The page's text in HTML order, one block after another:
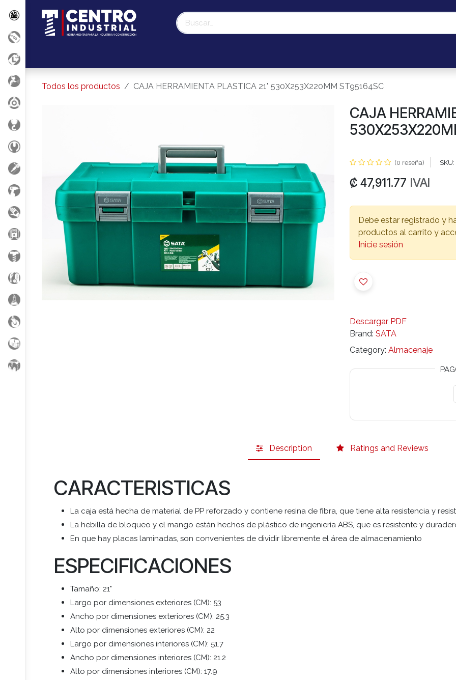
Todos los productos CAJA HERRAMIENTA PLASTICA 21" 530X253X220MM ST95164SC
CAJA
(0 reseña) SKU:
₡ 47,911.77 IVAI
Debe estar registrado y
productos al carrito y
Inicie sesión
Descargar PDF
Brand: SATA
Category: Almacenaje
Description Ratings and Reviews
CARACTERISTICAS
La caja está hecha de material de PP reforzado y contiene resina de fibra, que tiene alta resistencia y
La hebilla de bloqueo y el mango están hechos de plástico de ingeniería ABS, que es resistente y
En que hay placas laminadas, son convenientes de dividir libremente el área de almacenamiento
ESPECIFICACIONES
Tamaño: 21"
Largo por dimensiones exteriores (CM): 53
Ancho por dimensiones exteriores (CM): 25.3
Alto por dimensiones exteriores (CM): 22
Largo por dimensiones interiores (CM): 51.7
Ancho por dimensiones interiores (CM): 21.2
Alto por dimensiones interiores (CM): 17.9